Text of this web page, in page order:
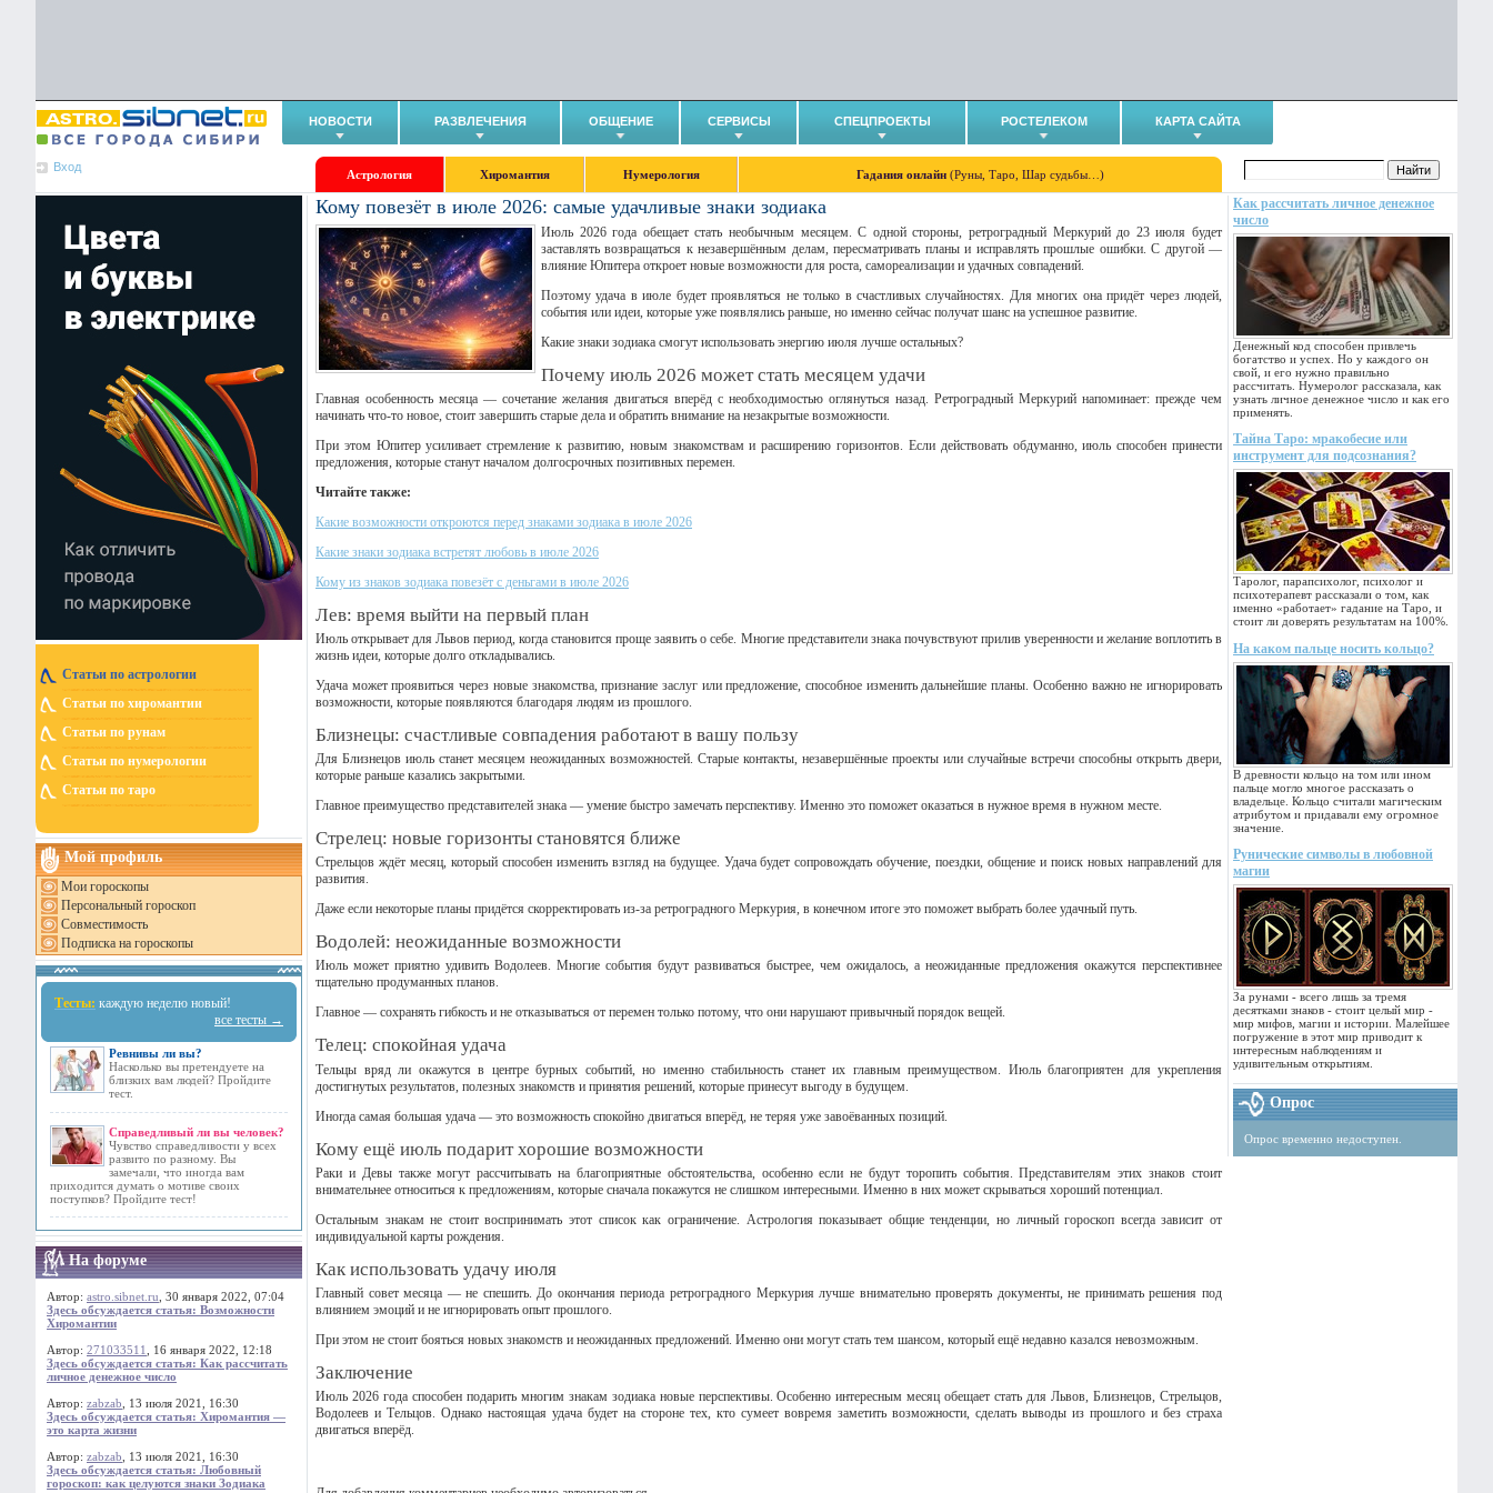
НОВОСТИ РАЗВЛЕЧЕНИЯ ОБЩЕНИЕ СЕРВИСЫ СПЕЦПРОЕКТЫ РОСТЕЛЕКОМ КАРТА САЙТА
Вход
Астрология Хиромантия Нумерология Гадания онлайн (Руны, Таро, Шар судьбы…)
Статьи по астрологии
Статьи по хиромантии
Статьи по рунам
Статьи по нумерологии
Статьи по таро
Мой профиль
Мои гороскопы
Персональный гороскоп
Совместимость
Подписка на гороскопы
Тесты: каждую неделю новый!
все тесты →
Ревнивы ли вы?
Насколько вы претендуете на
близких вам людей? Пройдите
тест.
Справедливый ли вы человек?
Чувство справедливости у всех
развито по разному. Вы
замечали, что иногда вам
приходится думать о мотиве своих
поступков? Пройдите тест!
На форуме
Автор: astro.sibnet.ru , 30 января 2022, 07:04
Здесь обсуждается статья: Возможности
Хиромантии
Автор: 271033511
, 16 января 2022, 12:18
Здесь обсуждается статья: Как рассчитать
личное денежное число
Автор: zabzab , 13 июля 2021, 16:30
Здесь обсуждается статья: Хиромантия —
это карта жизни
Автор: zabzab , 13 июля 2021, 16:30
Здесь обсуждается статья: Любовный
гороскоп: как целуются знаки Зодиака
Как рассчитать личное денежное
число
Денежный код способен привлечь
богатство и успех. Но у каждого он
свой, и его нужно правильно
рассчитать. Нумеролог рассказала, как
узнать личное денежное число и как его
применять.
Тайна Таро: мракобесие или
инструмент для подсознания?
Таролог, парапсихолог, психолог и
психотерапевт рассказали о том, как
именно «работает» гадание на Таро, и
стоит ли доверять результатам на 100%.
На каком пальце носить кольцо?
В древности кольцо на том или ином
пальце могло многое рассказать о
владельце. Кольцо считали магическим
атрибутом и придавали ему огромное
значение.
Рунические символы в любовной
магии
За рунами - всего лишь за тремя
десятками знаков - стоит целый мир -
мир мифов, магии и истории. Малейшее
погружение в этот мир приводит к
интересным наблюдениям и
удивительным открытиям.
Опрос
Опрос временно недоступен.
Кому повезёт в июле 2026: самые удачливые знаки зодиака
Июль 2026 года обещает стать необычным месяцем. С одной стороны, ретроградный Меркурий до 23 июля будет
заставлять возвращаться к незавершённым делам, пересматривать планы и исправлять прошлые ошибки. С другой —
влияние Юпитера откроет новые возможности для роста, самореализации и удачных совпадений.
Поэтому удача в июле будет проявляться не только в счастливых случайностях. Для многих она придёт через людей,
события или идеи, которые уже появлялись раньше, но именно сейчас получат шанс на успешное развитие.
Какие знаки зодиака смогут использовать энергию июля лучше остальных?
Почему июль 2026 может стать месяцем удачи
Главная особенность месяца — сочетание желания двигаться вперёд с необходимостью оглянуться назад. Ретроградный Меркурий напоминает: прежде чем
начинать что-то новое, стоит завершить старые дела и обратить внимание на незакрытые возможности.
При этом Юпитер усиливает стремление к развитию, новым знакомствам и расширению горизонтов. Если действовать обдуманно, июль способен принести
предложения, которые станут началом долгосрочных позитивных перемен.
Читайте также:
Какие возможности откроются перед знаками зодиака в июле 2026
Какие знаки зодиака встретят любовь в июле 2026
Кому из знаков зодиака повезёт с деньгами в июле 2026
Лев: время выйти на первый план
Июль открывает для Львов период, когда становится проще заявить о себе. Многие представители знака почувствуют прилив уверенности и желание воплотить в
жизнь идеи, которые долго откладывались.
Удача может проявиться через новые знакомства, признание заслуг или предложение, способное изменить дальнейшие планы. Особенно важно не игнорировать
возможности, которые появляются благодаря людям из прошлого.
Близнецы: счастливые совпадения работают в вашу пользу
Для Близнецов июль станет месяцем неожиданных возможностей. Старые контакты, незавершённые проекты или случайные встречи способны открыть двери,
которые раньше казались закрытыми.
Главное преимущество представителей знака — умение быстро замечать перспективу. Именно это поможет оказаться в нужное время в нужном месте.
Стрелец: новые горизонты становятся ближе
Стрельцов ждёт месяц, который способен изменить взгляд на будущее. Удача будет сопровождать обучение, поездки, общение и поиск новых направлений для
развития.
Даже если некоторые планы придётся скорректировать из-за ретроградного Меркурия, в конечном итоге это поможет выбрать более удачный путь.
Водолей: неожиданные возможности
Июль может приятно удивить Водолеев. Многие события будут развиваться быстрее, чем ожидалось, а неожиданные предложения окажутся перспективнее
тщательно продуманных планов.
Главное — сохранять гибкость и не отказываться от перемен только потому, что они нарушают привычный порядок вещей.
Телец: спокойная удача
Тельцы вряд ли окажутся в центре бурных событий, но именно стабильность станет их главным преимуществом. Июль благоприятен для укрепления
достигнутых результатов, полезных знакомств и принятия решений, которые принесут выгоду в будущем.
Иногда самая большая удача — это возможность спокойно двигаться вперёд, не теряя уже завоёванных позиций.
Кому ещё июль подарит хорошие возможности
Раки и Девы также могут рассчитывать на благоприятные обстоятельства, особенно если не будут торопить события. Представителям этих знаков стоит
внимательнее относиться к предложениям, которые сначала покажутся не слишком интересными. Именно в них может скрываться хороший потенциал.
Остальным знакам не стоит воспринимать этот список как ограничение. Астрология показывает общие тенденции, но личный гороскоп всегда зависит от
индивидуальной карты рождения.
Как использовать удачу июля
Главный совет месяца — не спешить. До окончания периода ретроградного Меркурия лучше внимательно проверять документы, не принимать решения под
влиянием эмоций и не игнорировать опыт прошлого.
При этом не стоит бояться новых знакомств и неожиданных предложений. Именно они могут стать тем шансом, который ещё недавно казался невозможным.
Заключение
Июль 2026 года способен подарить многим знакам зодиака новые перспективы. Особенно интересным месяц обещает стать для Львов, Близнецов, Стрельцов,
Водолеев и Тельцов. Однако настоящая удача будет на стороне тех, кто сумеет вовремя заметить возможности, сделать выводы из прошлого и без страха
двигаться вперёд.